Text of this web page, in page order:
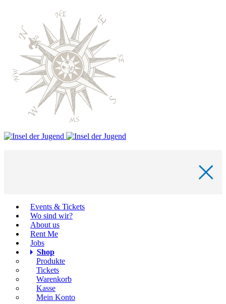
Events & Tickets
Wo sind wir?
About us
Rent Me
Jobs
Shop
Produkte
Tickets
Warenkorb
Kasse
Mein Konto